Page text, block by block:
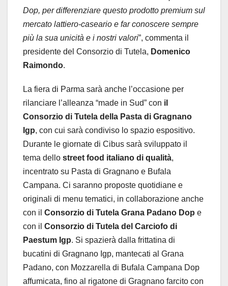
Dop, per differenziare questo prodotto premium sul
mercato lattiero-caseario e far conoscere sempre
più la sua unicità e i nostri valori”, commenta il
presidente del Consorzio di Tutela, Domenico
Raimondo.
La fiera di Parma sarà anche l’occasione per
rilanciare l’alleanza “made in Sud” con il
Consorzio di Tutela della Pasta di Gragnano
Igp, con cui sarà condiviso lo spazio espositivo.
Durante le giornate di Cibus sarà sviluppato il
tema dello street food italiano di qualità,
incentrato su Pasta di Gragnano e Bufala
Campana. Ci saranno proposte quotidiane e
originali di menu tematici, in collaborazione anche
con il Consorzio di Tutela Grana Padano Dop e
con il Consorzio di Tutela del Carciofo di
Paestum Igp. Si spazierà dalla frittatina di
bucatini di Gragnano Igp, mantecati al Grana
Padano, con Mozzarella di Bufala Campana Dop
affumicata, fino al rigatone di Gragnano farcito con